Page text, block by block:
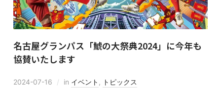
名古屋グランパス「鯱の大祭典2024」に今年も
協賛いたします
2024-07-16 in イベント , トピックス